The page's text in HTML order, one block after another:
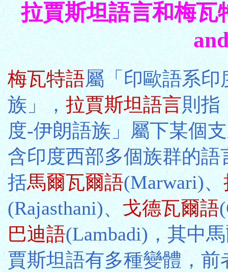
拉賈斯坦語言和梅瓦
梅瓦特語屬「印歐語系印
族」，拉賈斯坦語言則指
度-伊朗語族」屬下某個
含印度西部多個族群的語
括馬爾瓦爾語(Marwari)、
(Rajasthani)、戈德瓦爾語
巴迪語(Lambadi)，其中
賈斯坦語有多種變體，前